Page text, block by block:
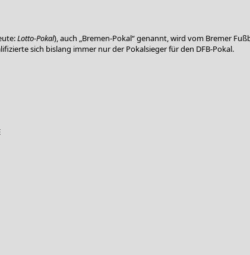
Lotto-Pokal), auch „Bremen-Pokal“ genannt, wird vom Bremer
sich bislang immer nur der Pokalsieger für den DFB-Pokal.